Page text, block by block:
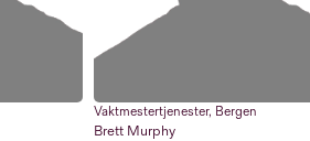
Vaktmestertjenester, Bergen
Brett Murphy